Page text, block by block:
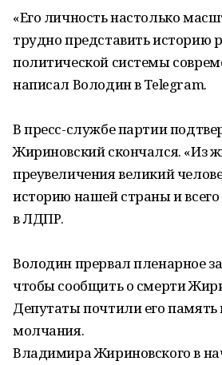
«Его личность настолько
трудно представить историю
политической системы
написал Володин в Telegram.
В пресс-службе партии
Жириновский скончался. «Из
преувеличения великий
историю нашей страны и
в ЛДПР.
Володин прервал пленарное
чтобы сообщить о смерти
Депутаты почтили его
молчания.
Владимира Жириновского в